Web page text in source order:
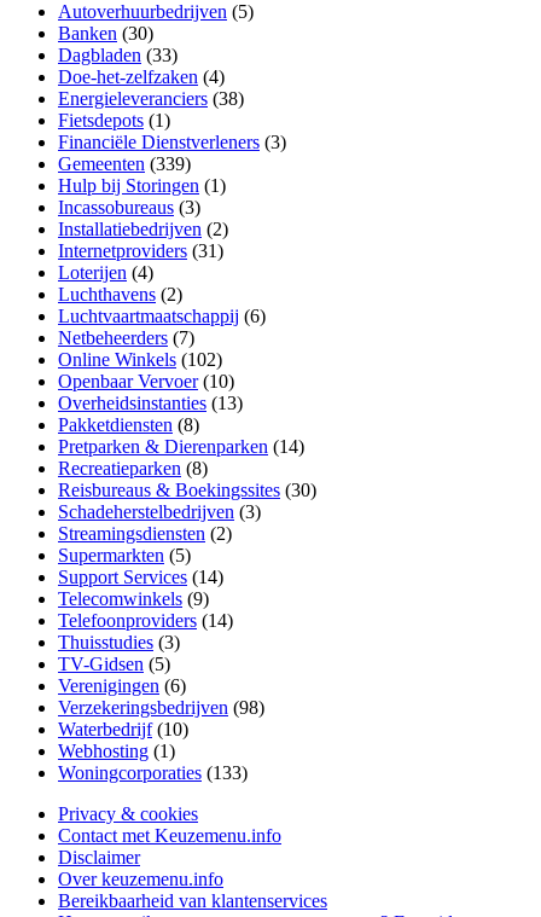
Autoverhuurbedrijven (5)
Banken (30)
Dagbladen (33)
Doe-het-zelfzaken (4)
Energieleveranciers (38)
Fietsdepots (1)
Financiële Dienstverleners (3)
Gemeenten (339)
Hulp bij Storingen (1)
Incassobureaus (3)
Installatiebedrijven (2)
Internetproviders (31)
Loterijen (4)
Luchthavens (2)
Luchtvaartmaatschappij (6)
Netbeheerders (7)
Online Winkels (102)
Openbaar Vervoer(10)
Overheidsinstanties (13)
Pakketdiensten (8)
Pretparken & Dierenparken (14)
Recreatieparken (8)
Reisbureaus & Boekingssites (30)
Schadeherstelbedrijven (3)
Streamingsdiensten (2)
Supermarkten (5)
Support Services (14)
Telecomwinkels (9)
Telefoonproviders (14)
Thuisstudies (3)
TV-Gidsen (5)
Verenigingen (6)
Verzekeringsbedrijven (98)
Waterbedrijf(10)
Webhosting (1)
Woningcorporaties (133)
Privacy & cookies
Contact met Keuzemenu.info
Disclaimer
Over keuzemenu.info
Bereikbaarheid van klantenservices